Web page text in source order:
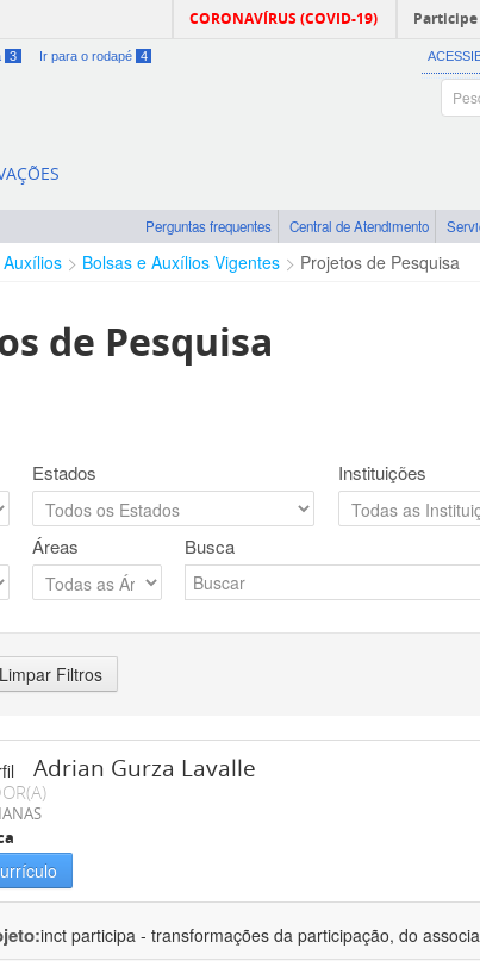
CORONAVÍRUS (COVID-19) Participe
3 Ir para o rodapé 4
Perguntas frequentes Central de Atendimento
Bolsas e Auxílios Vigentes Projetos de Pesquisa
de Pesquisa
Estados Instituições
Áreas Busca
Limpar Filtros
Adrian Gurza Lavalle
inct participa - transformações da participação, do